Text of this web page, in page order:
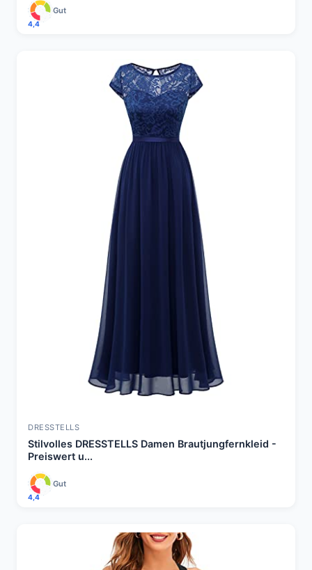
4,4
Gut
DRESSTELLS
Stilvolles DRESSTELLS Damen Brautjungfernkleid -
Preiswert u...
4,4
Gut